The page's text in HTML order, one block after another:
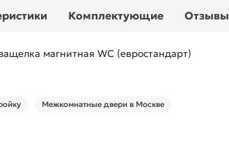
Комплектующие Отзывы
магнитная WC (евростандарт)
Межкомнатные двери в Москве